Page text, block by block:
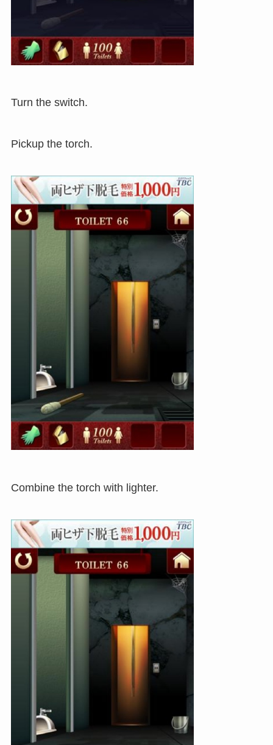
Turn the switch.
Pickup the torch.
Combine the torch with lighter.